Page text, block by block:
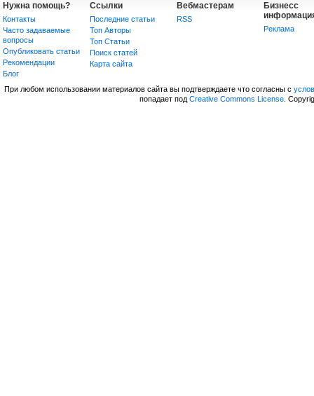
Нужна помощь?
Контакты
Часто задаваемые
вопросы
Опубликовать статьи
Рекомендации
Блог
Ссылки
Последние статьи
Топ Авторы
Топ Статьи
Поиск статей
Карта сайта
Вебмастерам
RSS
Бизнесс
Реклама
При любом использовании материалов сайта вы подтверждаете что согласны с
попадает под Creative Commons License.